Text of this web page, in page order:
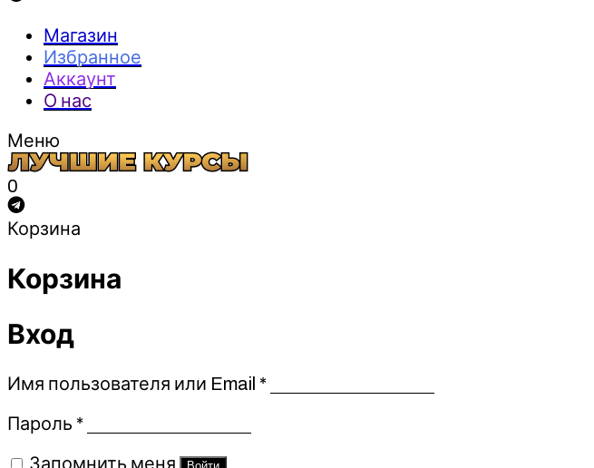
Магазин
Избранное
Аккаунт
О нас
Меню
0
Корзина
Корзина
Вход
Имя пользователя или Email *Обязательно
Пароль *Обязательно
Запомнить меня